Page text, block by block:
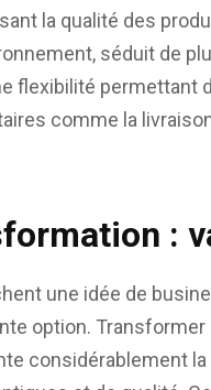
la qualité des
séduit de
flexibilité permettant
comme la
:
une idée de
option.
considérablement